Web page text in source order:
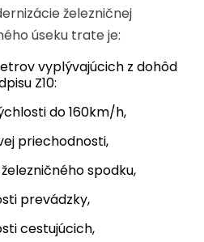
železničnej
úseku trate je:
vyplývajúcich z dohôd
Z10:
do 160km/h,
priechodnosti,
spodku,
prevádzky,
cestujúcich,